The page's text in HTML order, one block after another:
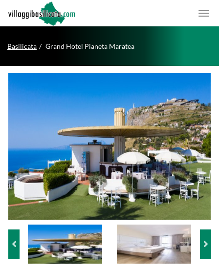
Basilicata Grand Hotel Pianeta Maratea